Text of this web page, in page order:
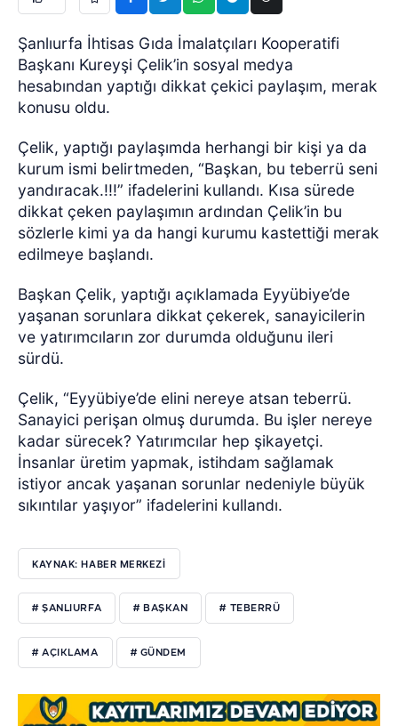
Şanlıurfa İhtisas Gıda İmalatçıları Kooperatifi
Başkanı Kureyşi Çelik’in sosyal medya
hesabından yaptığı dikkat çekici paylaşım, merak
konusu oldu.
Çelik, yaptığı paylaşımda herhangi bir kişi ya da
kurum ismi belirtmeden, “Başkan, bu teberrü seni
yandıracak.!!!” ifadelerini kullandı. Kısa sürede
dikkat çeken paylaşımın ardından Çelik’in bu
sözlerle kimi ya da hangi kurumu kastettiği merak
edilmeye başlandı.
Başkan Çelik, yaptığı açıklamada Eyyübiye’de
yaşanan sorunlara dikkat çekerek, sanayicilerin
ve yatırımcıların zor durumda olduğunu ileri
sürdü.
Çelik, “Eyyübiye’de elini nereye atsan teberrü.
Sanayici perişan olmuş durumda. Bu işler nereye
kadar sürecek? Yatırımcılar hep şikayetçi.
İnsanlar üretim yapmak, istihdam sağlamak
istiyor ancak yaşanan sorunlar nedeniyle büyük
sıkıntılar yaşıyor” ifadelerini kullandı.
KAYNAK: HABER MERKEZİ
# ŞANLIURFA # BAŞKAN # TEBERRÜ
# AÇIKLAMA # GÜNDEM